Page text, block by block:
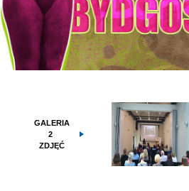
GALERIA
2
ZDJĘĆ